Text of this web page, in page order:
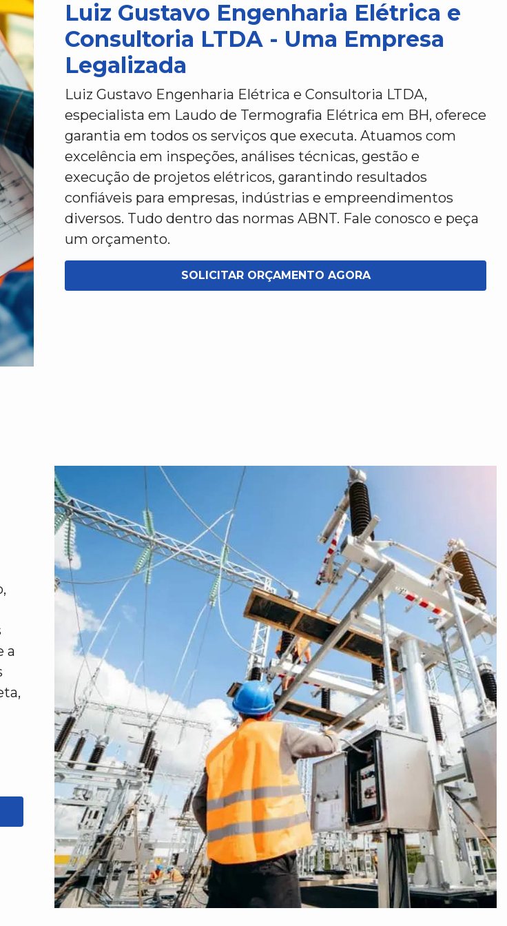
Luiz Gustavo Engenharia Elétrica e
Consultoria LTDA - Uma Empresa
Legalizada
Luiz Gustavo Engenharia Elétrica e Consultoria LTDA,
especialista em Laudo de Termografia Elétrica em BH, oferece
garantia em todos os serviços que executa. Atuamos com
excelência em inspeções, análises técnicas, gestão e
execução de projetos elétricos, garantindo resultados
confiáveis para empresas, indústrias e empreendimentos
diversos. Tudo dentro das normas ABNT. Fale conosco e peça
um orçamento.
SOLICITAR ORÇAMENTO AGORA
a